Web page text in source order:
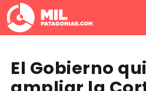
El Gobierno